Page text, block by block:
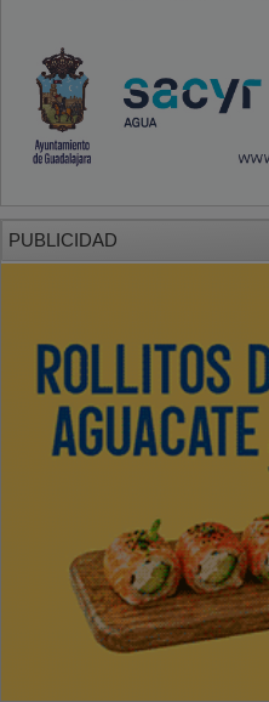
PUBLICIDAD